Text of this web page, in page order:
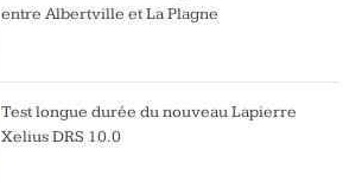
entre Albertville et La Plagne
Test longue durée du nouveau Lapierre
Xelius DRS 10.0